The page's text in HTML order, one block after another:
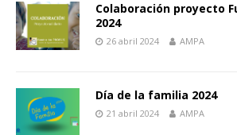
Colaboración proyecto
2024
26 abril 2024 AMPA
Día de la familia 2024
21 abril 2024 AMPA